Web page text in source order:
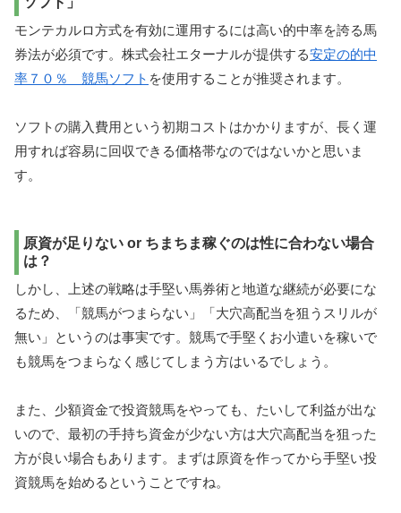
モンテカルロ方式を有効に運用するには高い的中率を誇る馬
券法が必須です。株式会社エターナルが提供する安定の的中
率７０％ 競馬ソフト を使用することが推奨されます。
ソフトの購入費用という初期コストはかかりますが、長く運
用すれば容易に回収できる価格帯なのではないかと思いま
す。
原資が足りない or ちまちま稼ぐのは性に合わない場合
は？
しかし、上述の戦略は手堅い馬券術と地道な継続が必要にな
るため、「競馬がつまらない」「大穴高配当を狙うスリルが
無い」というのは事実です。競馬で手堅くお小遣いを稼いで
も競馬をつまらなく感じてしまう方はいるでしょう。
また、少額資金で投資競馬をやっても、たいして利益が出な
いので、最初の手持ち資金が少ない方は大穴高配当を狙った
方が良い場合もあります。まずは原資を作ってから手堅い投
資競馬を始めるということですね。